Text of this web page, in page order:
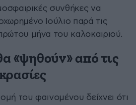
συνθήκες να
Ιούλιο παρά τις
μήνα του καλοκαιριού.
«ψηθούν» από τις
του φαινομένου δείχνει ότι